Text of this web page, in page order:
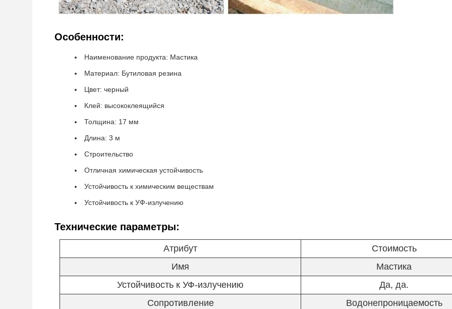
Особенности:
Наименование продукта: Мастика
Материал: Бутиловая резина
Цвет: черный
Клей: высококлеящийся
Толщина: 17 мм
Длина: 3 м
Строительство
Отличная химическая устойчивость
Устойчивость к химическим веществам
Устойчивость к УФ-излучению
Технические параметры:
Атрибут
Стоимость
Имя
Мастика
Устойчивость к УФ-излучению
Да, да.
Сопротивление
Водонепроницаемость